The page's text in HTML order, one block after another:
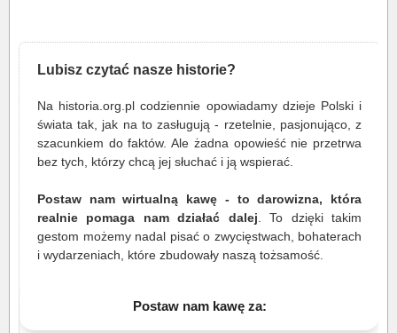
Lubisz czytać nasze historie?
Na historia.org.pl codziennie opowiadamy dzieje Polski i
świata tak, jak na to zasługują - rzetelnie, pasjonująco, z
szacunkiem do faktów. Ale żadna opowieść nie przetrwa
bez tych, którzy chcą jej słuchać i ją wspierać.
Postaw nam wirtualną kawę - to darowizna, która
realnie pomaga nam działać dalej . To dzięki takim
gestom możemy nadal pisać o zwycięstwach, bohaterach
i wydarzeniach, które zbudowały naszą tożsamość.
Postaw nam kawę za: